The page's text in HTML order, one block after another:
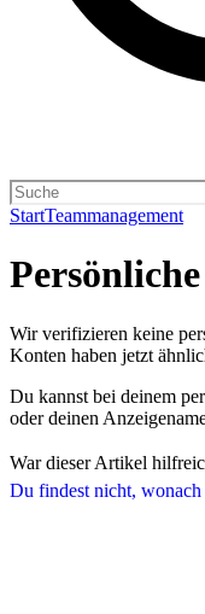
StartTeammanagement
Du findest nicht, wonach
Wir verifizieren keine
Konten haben jetzt
Du kannst bei deinem
oder deinen
War dieser Artikel